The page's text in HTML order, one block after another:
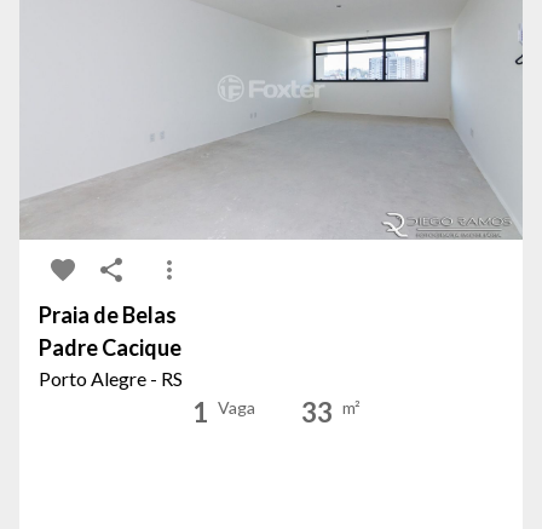
Praia de Belas
Padre Cacique
Porto Alegre - RS
1 Vaga 33 m²